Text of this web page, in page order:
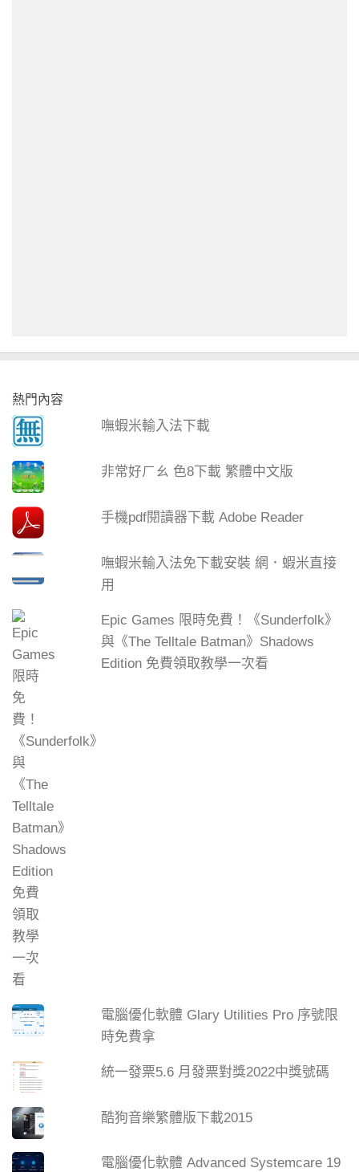
熱門內容
嘸蝦米輸入法下載
非常好ㄏㄠ 色8下載 繁體中文版
手機pdf閱讀器下載 Adobe Reader
嘸蝦米輸入法免下載安裝 網．蝦米直接
用
Epic Games 限時免費！《Sunderfolk》
與《The Telltale Batman》Shadows
Edition 免費領取教學一次看
電腦優化軟體 Glary Utilities Pro 序號限
時免費拿
統一發票5.6 月發票對獎2022中獎號碼
酷狗音樂繁體版下載2015
電腦優化軟體 Advanced Systemcare 19